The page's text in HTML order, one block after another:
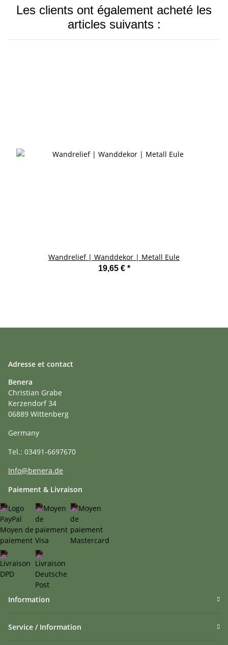
Les clients ont également acheté les
articles suivants :
Wandrelief | Wanddekor | Metall Eule
19,65 € *
Adresse et contact
Benera
Christian Grabe
Kerzendorf 34
06889 Wittenberg
Germany
Tel.: 03491-6697670
Info@benera.de
Paiement & Livraison
Information
Service / Information